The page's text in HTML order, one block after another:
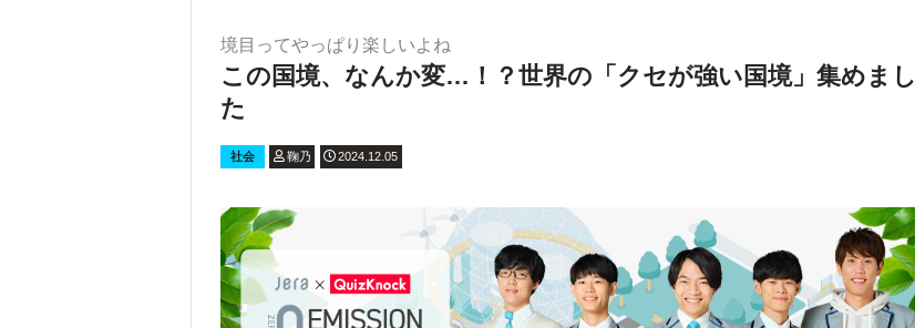
境目ってやっぱり楽しいよね
この国境、なんか変…！？世界の「クセが強い国境」集めまし
た
社会 鞠乃 2024.12.05